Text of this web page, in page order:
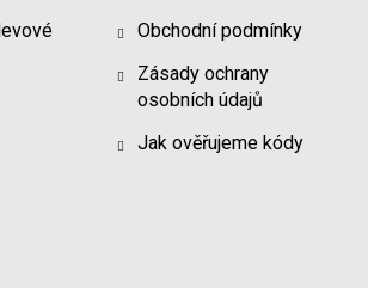
Obchodní podmínky
Zásady ochrany
osobních údajů
Jak ověřujeme kódy